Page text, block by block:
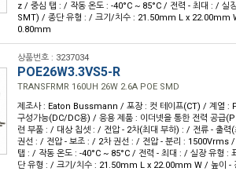
z / 중심 탭 : / 작동 온도 : -40°C ~ 85°C / 전력 - 최대 : / 실
SMT) / 종단 유형 : / 크기/치수 : 21.50mm L x 22.00mm
0.80mm
상품번호 : 3237034
POE26W3.3VS5-R
TRANSFRMR 160UH 26W 2.6A POE SMD
제조사 : Eaton Bussmann / 포장 : 컷 테이프(CT) / 계열 :
구성가능(DC/DC용) / 응용 제품 : 이더넷을 통한 전력 공급
련 부품 : / 대상 칩셋 : / 전압 - 2차(최대 부하) : / 전류 - 출
권선 : / 전압 - 보조 : / 2차 권선 : / 전압 - 분리 : 1500Vrms
탭 : / 작동 온도 : -40°C ~ 85°C / 전력 - 최대 : / 실장 유형 :
단 유형 : / 크기/치수 : 21.50mm L x 22.00mm W / 높이 -